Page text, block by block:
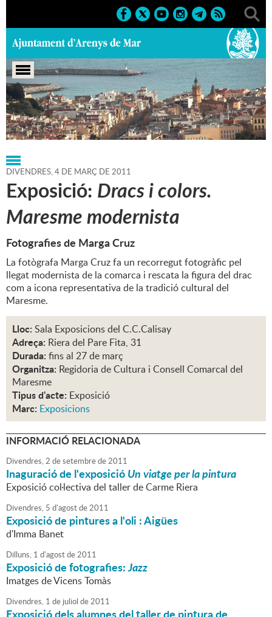
Portada > Regidories > Cultura > Agenda > 04-03-2011
DIVENDRES,4 DE MARÇ DE 2011
Exposició: Dracs i colors.
Maresme modernista
Fotografies de Marga Cruz
La fotògrafa Marga Cruz fa un recorregut fotogràfic pel
llegat modernista de la comarca i rescata la figura del drac
com a icona representativa de la tradició cultural del
Maresme.
Lloc: Sala Exposicions del C.C.Calisay
Adreça: Riera del Pare Fita, 31
Durada: fins al 27 de març
Organitza: Regidoria de Cultura i Consell Comarcal del
Maresme
Tipus d'acte: Exposició
Marc: Exposicions
INFORMACIÓ RELACIONADA
Divendres,2 desetembrede2011
Inaguració de l'exposicióUn viatge per la pintura
Exposició col·lectiva del taller de Carme Riera
Divendres, 5 d'agostde2011
Exposició de pintures a l'oli : Aigües
d'Imma Banet
Dilluns, 1 d'agostde2011
Exposició de fotografies:Jazz
Imatges de Vicens Tomàs
Divendres, 1 de juliol de2011